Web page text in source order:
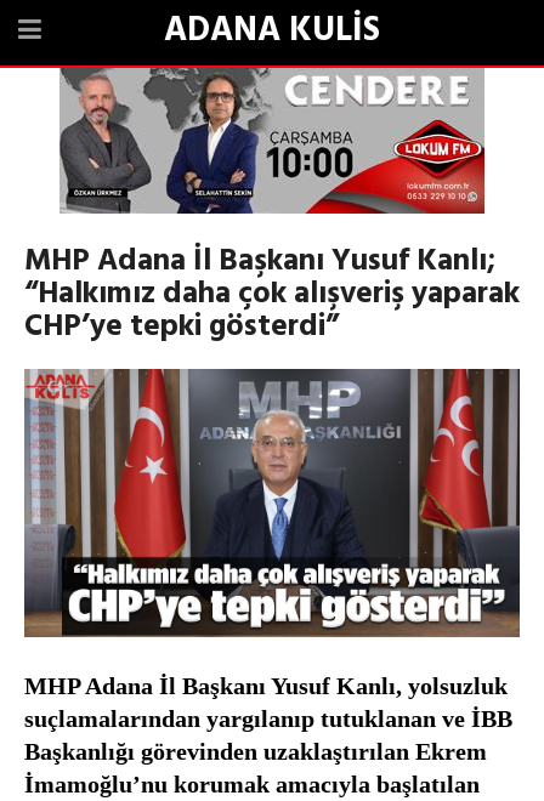
ADANA KULİS
MHP Adana İl Başkanı Yusuf Kanlı;
“Halkımız daha çok alışveriş yaparak
CHP’ye tepki gösterdi”
MHP Adana İl Başkanı Yusuf Kanlı, yolsuzluk
suçlamalarından yargılanıp tutuklanan ve İBB
Başkanlığı görevinden uzaklaştırılan Ekrem
İmamoğlu’nu korumak amacıyla başlatılan